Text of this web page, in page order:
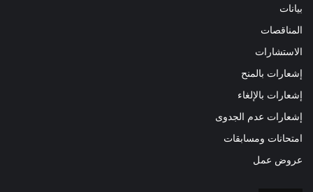
بيانات
المناقصات
الاستشارات
إشعارات بالمنح
إشعارات بالإلغاء
إشعارات عدم الجدوى
امتحانات ومسابقات
عروض عمل